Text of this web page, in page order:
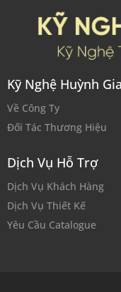
Kỹ Nghệ Huỳnh Gia
Về Công Ty
Đối Tác Thương Hiệu
Dịch Vụ Hỗ Trợ
Dịch Vụ Khách Hàng
Dịch Vụ Thiết Kế
Yêu Cầu Catalogue